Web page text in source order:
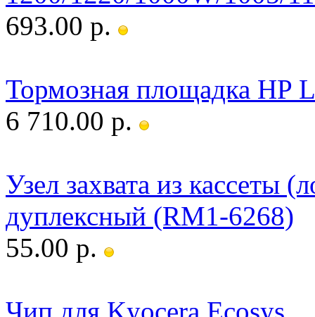
693.00 р.
Тормозная площадка HP
6 710.00 р.
Узел захвата из кассеты
дуплексный (RM1-6268)
55.00 р.
Чип для Kyocera Ecosys